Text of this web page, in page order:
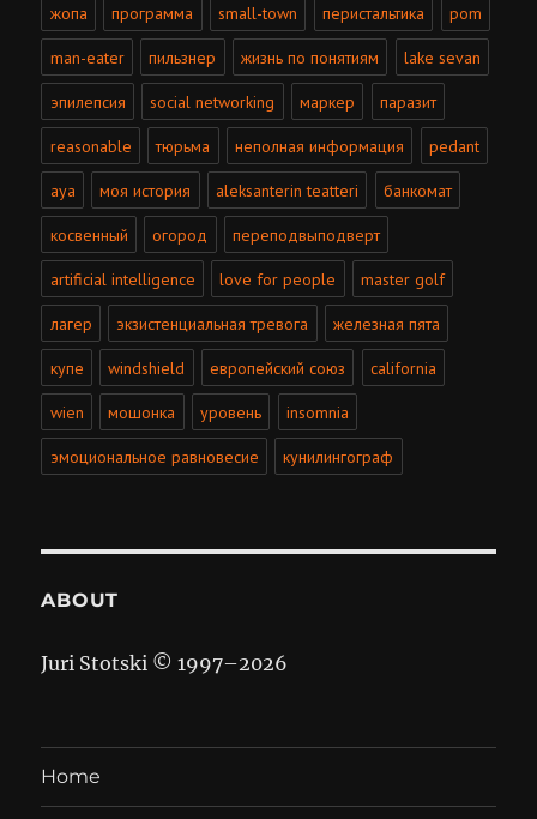
жопа программа small-town перистальтика pom
man-eater пильзнер жизнь по понятиям lake sevan
эпилепсия social networking маркер паразит
reasonable тюрьма неполная информация pedant
aya моя история aleksanterin teatteri банкомат
косвенный огород переподвыподверт
artificial intelligence love for people master golf
лагер экзистенциальная тревога железная пята
купе windshield европейский союз california
wien мошонка уровень insomnia
эмоциональное равновесие кунилингограф
ABOUT
Juri Stotski © 1997–2026
Home